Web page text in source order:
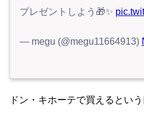
プレゼントしよう🎁✨
— megu (@megu11664913)
ドン・キホーテで買えるとい